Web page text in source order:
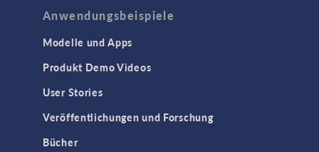
Anwendungsbeispiele
Modelle und Apps
Produkt Demo Videos
User Stories
Veröffentlichungen und Forschung
Bücher